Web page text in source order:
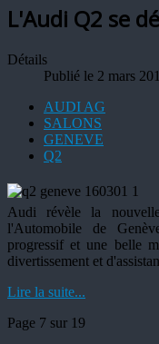
L'Audi Q2 se
Détails
Publié le 2 mars
AUDI AG
SALONS
GENEVE
Q2
Audi révèle la
l'Automobile de
progressif et une belle
divertissement et
Lire la suite...
Page 7 sur 19